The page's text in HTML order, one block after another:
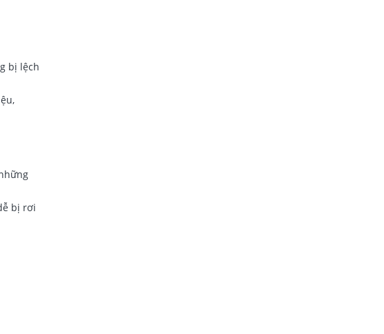
bị lệch
bị rơi